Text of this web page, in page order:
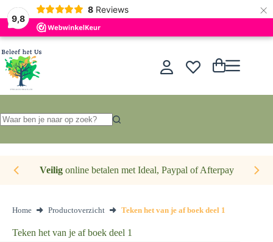
9,8
8 Reviews ×
Ga
naar
de
inhoud
Winkelwagen
resultaten
Veiligonline betalen met Ideal, Paypal of Afterpay
Home Productoverzicht Teken het van je af boek deel 1
Teken het van je af boek deel 1